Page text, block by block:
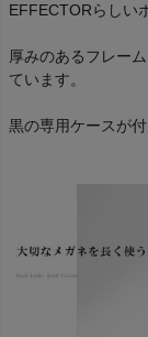
EFFECTORらしい
厚みのあるフレー
ています。
黒の専用ケースが付